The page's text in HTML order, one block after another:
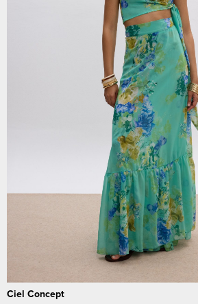
Ciel Concept